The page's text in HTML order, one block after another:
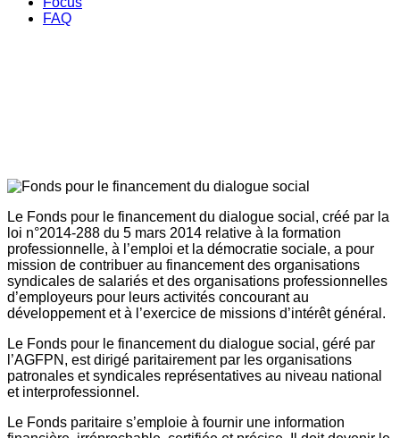
FAQ
Le Fonds pour le financement du dialogue social, créé par la
loi n°2014-288 du 5 mars 2014 relative à la formation
professionnelle, à l’emploi et la démocratie sociale, a pour
mission de contribuer au financement des organisations
syndicales de salariés et des organisations professionnelles
d’employeurs pour leurs activités concourant au
développement et à l’exercice de missions d’intérêt général.
Le Fonds pour le financement du dialogue social, géré par
l’AGFPN, est dirigé paritairement par les organisations
patronales et syndicales représentatives au niveau national
et interprofessionnel.
Le Fonds paritaire s’emploie à fournir une information